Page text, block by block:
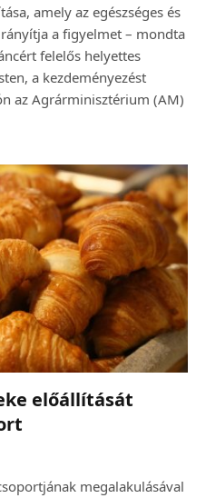
amely az egészséges és
a figyelmet – mondta
felelős helyettes
a kezdeményezést
az Agrárminisztérium (AM)
előállítását
megalakulásával